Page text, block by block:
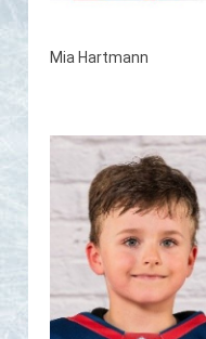
Mia Hartmann